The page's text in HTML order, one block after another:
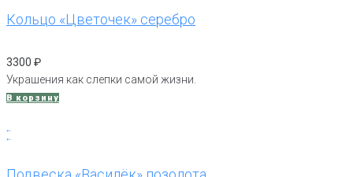
Кольцо «Цветочек» серебро
3300 ₽
Украшения как слепки самой жизни.
В корзину